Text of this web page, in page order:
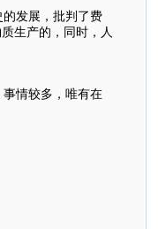
发展，批判了费
生产的，同时，人
情较多，唯有在